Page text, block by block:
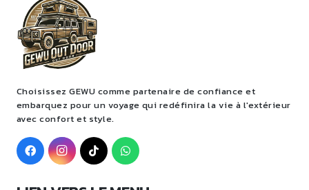
Choisissez GEWU comme partenaire de confiance et
embarquez pour un voyage qui redéfinira la vie à l'extérieur
avec confort et style.